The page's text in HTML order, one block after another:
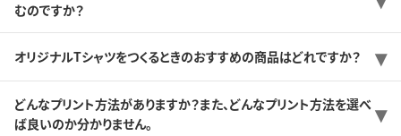
むのですか？
オリジナルTシャツをつくるときのおすすめの商品はどれですか？
どんなプリント方法がありますか？また、どんなプリント方法を選べ
ば良いのか分かりません。